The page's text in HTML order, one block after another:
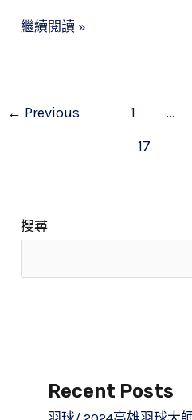
最
點
繼續閱讀 »
← Previous 1 ...
17
搜尋
Recent Posts